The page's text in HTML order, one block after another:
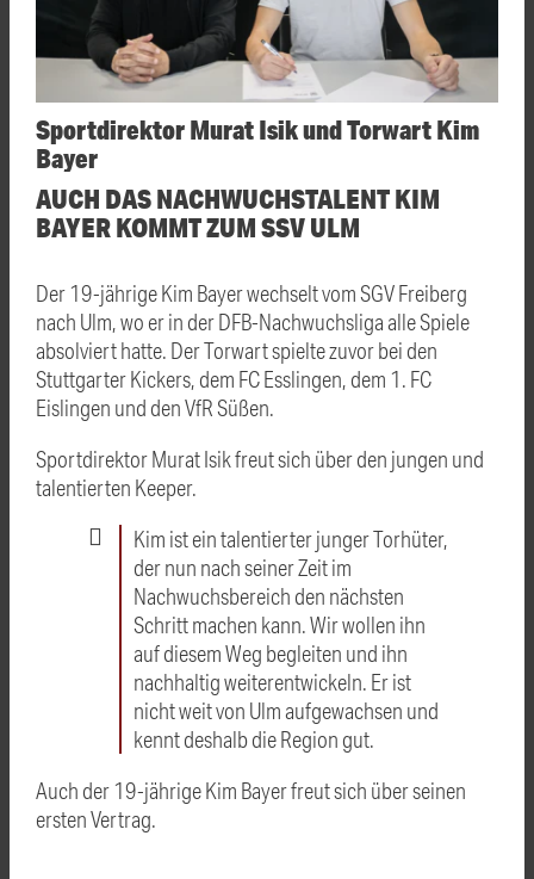
Sportdirektor Murat Isik und Torwart Kim
Bayer
AUCH DAS NACHWUCHSTALENT KIM
BAYER KOMMT ZUM SSV ULM
Der 19-jährige Kim Bayer wechselt vom SGV Freiberg
nach Ulm, wo er in der DFB-Nachwuchsliga alle Spiele
absolviert hatte. Der Torwart spielte zuvor bei den
Stuttgarter Kickers, dem FC Esslingen, dem 1. FC
Eislingen und den VfR Süßen.
Sportdirektor Murat Isik freut sich über den jungen und
talentierten Keeper.
Kim ist ein talentierter junger Torhüter,
der nun nach seiner Zeit im
Nachwuchsbereich den nächsten
Schritt machen kann. Wir wollen ihn
auf diesem Weg begleiten und ihn
nachhaltig weiterentwickeln. Er ist
nicht weit von Ulm aufgewachsen und
kennt deshalb die Region gut.
Auch der 19-jährige Kim Bayer freut sich über seinen
ersten Vertrag.